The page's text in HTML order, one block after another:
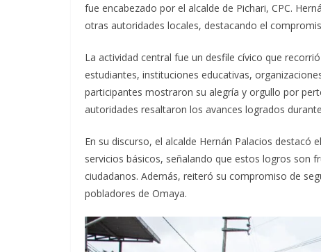
fue encabezado por el alcalde de Pichari, CPC.
otras autoridades locales, destacando el
La actividad central fue un desfile cívico que
estudiantes, instituciones educativas,
participantes mostraron su alegría y orgullo por
autoridades resaltaron los avances logrados
En su discurso, el alcalde Hernán Palacios
servicios básicos, señalando que estos logros son
ciudadanos. Además, reiteró su compromiso de
pobladores de Omaya.